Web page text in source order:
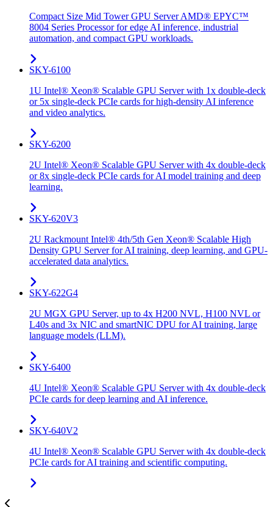
Compact Size Mid Tower GPU Server AMD® EPYC™
8004 Series Processor for edge AI inference, industrial
automation, and compact GPU workloads.
SKY-6100
1U Intel® Xeon® Scalable GPU Server with 1x double-deck
or 5x single-deck PCIe cards for high-density AI inference
and video analytics.
SKY-6200
2U Intel® Xeon® Scalable GPU Server with 4x double-deck
or 8x single-deck PCIe cards for AI model training and deep
learning.
SKY-620V3
2U Rackmount Intel® 4th/5th Gen Xeon® Scalable High
Density GPU Server for AI training, deep learning, and GPU-
accelerated data analytics.
SKY-622G4
2U MGX GPU Server, up to 4x H200 NVL, H100 NVL or
L40s and 3x NIC and smartNIC DPU for AI training, large
language models (LLM).
SKY-6400
4U Intel® Xeon® Scalable GPU Server with 4x double-deck
PCIe cards for deep learning and AI inference.
SKY-640V2
4U Intel® Xeon® Scalable GPU Server with 4x double-deck
PCIe cards for AI training and scientific computing.